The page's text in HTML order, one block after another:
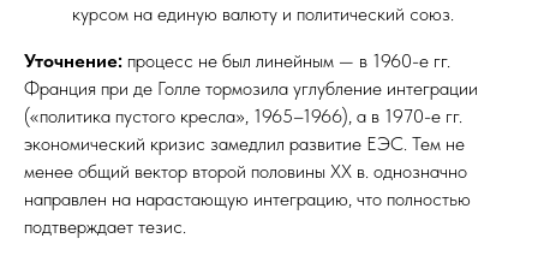
курсом на единую валюту и политический союз.
Уточнение: процесс не был линейным — в 1960-е гг.
Франция при де Голле тормозила углубление интеграции
(«политика пустого кресла», 1965–1966), а в 1970-е гг.
экономический кризис замедлил развитие ЕЭС. Тем не
менее общий вектор второй половины XX в. однозначно
направлен на нарастающую интеграцию, что полностью
подтверждает тезис.​